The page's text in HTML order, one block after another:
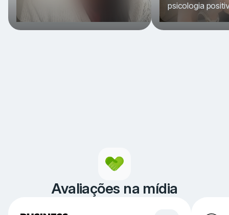
psicologia
Avaliações na mídia